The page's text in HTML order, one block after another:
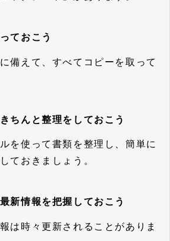
ておこう
備えて、すべてコピーを取って
ちんと整理をしておこう
を使って書類を整理し、簡単に
ておきましょう。
新情報を把握しておこう
は時々更新されることがありま